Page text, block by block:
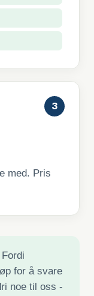
3
med. Pris
for å svare
noe til oss -